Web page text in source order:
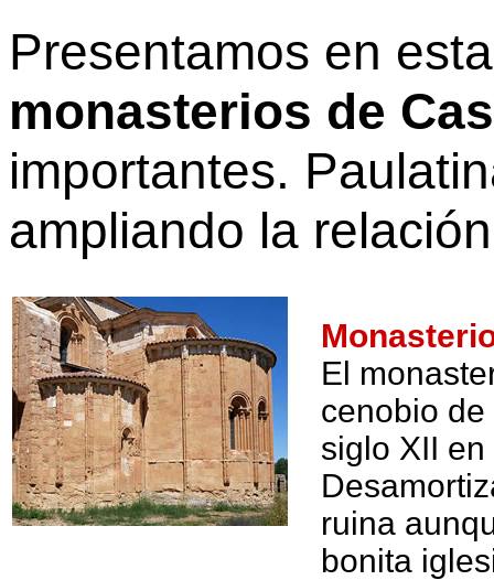
Presentamos en
monasterios de
importantes.
ampliando la
El
cenobio
siglo XII
ruina
bonita